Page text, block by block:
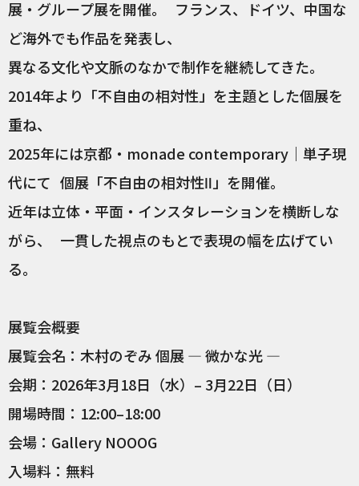
展・グループ展を開催。 フランス、ドイツ、中国な
ど海外でも作品を発表し、
異なる文化や文脈のなかで制作を継続してきた。
2014年より「不自由の相対性」を主題とした個展を
重ね、
2025年には京都・monade contemporary｜単子現
代にて 個展「不自由の相対性Ⅱ」を開催。
近年は立体・平面・インスタレーションを横断しな
がら、 一貫した視点のもとで表現の幅を広げてい
る。
展覧会概要
展覧会名：木村のぞみ 個展 ― 微かな光 ―
会期：2026年3月18日（水）– 3月22日（日）
開場時間：12:00–18:00
会場：Gallery NOOOG
入場料：無料